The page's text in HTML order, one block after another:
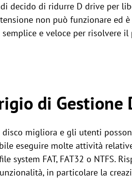
decido di ridurre D drive per
non può funzionare ed
e veloce per risolvere
di Gestione
disco migliora e gli utenti
eseguire molte attività
FAT, FAT32 o NTFS.
in particolare la